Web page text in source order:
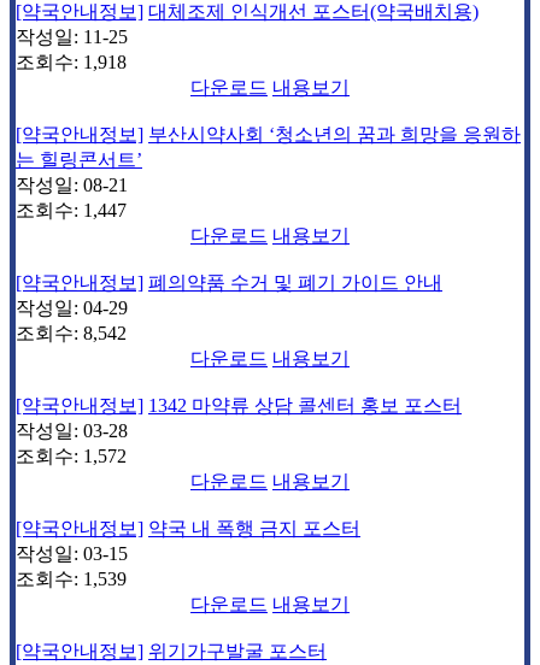
[약국안내정보] 대체조제 인식개선 포스터(약국배치용)
작성일: 11-25
조회수: 1,918
다운로드 내용보기
[약국안내정보] 부산시약사회 ‘청소년의 꿈과 희망을 응원하
는 힐링콘서트’
작성일: 08-21
조회수: 1,447
다운로드 내용보기
[약국안내정보] 폐의약품 수거 및 폐기 가이드 안내
작성일: 04-29
조회수: 8,542
다운로드 내용보기
[약국안내정보] 1342 마약류 상담 콜센터 홍보 포스터
작성일: 03-28
조회수: 1,572
다운로드 내용보기
[약국안내정보] 약국 내 폭행 금지 포스터
작성일: 03-15
조회수: 1,539
다운로드 내용보기
[약국안내정보] 위기가구발굴 포스터